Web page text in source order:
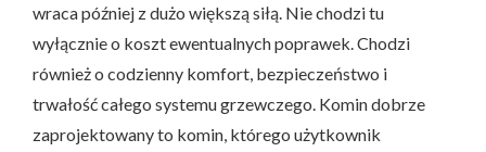
wraca później z dużo większą siłą. Nie chodzi tu
wyłącznie o koszt ewentualnych poprawek. Chodzi
również o codzienny komfort, bezpieczeństwo i
trwałość całego systemu grzewczego. Komin dobrze
zaprojektowany to komin, którego użytkownik